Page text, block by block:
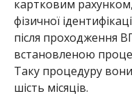
картковим
фізичної
після проходження
встановленою
Таку процедуру
шість місяців.